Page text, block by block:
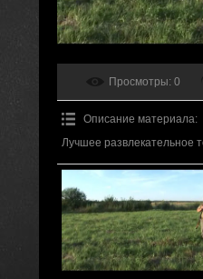
Просмотры: 0
Описание материала:
Лучшее развлекательное